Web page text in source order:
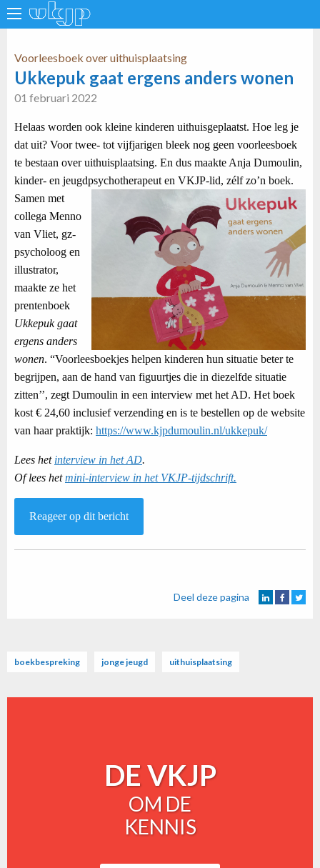
Voorleesboek over uithuisplaatsing
Ukkepuk gaat ergens anders wonen
01 februari 2022
Helaas worden ook kleine kinderen uithuisgeplaatst. Hoe leg je
dat uit? Voor twee- tot vijfjarigen bleek nog geen voorleesboek
te bestaan over uithuisplaatsing. En dus maakte Anja Dumoulin,
kinder- en jeugdpsychotherapeut en VKJP-lid, zélf zo’n boek.
Samen met
collega Menno
van Vliet, gz-
psycholoog en
illustrator,
maakte ze het
prentenboek
Ukkepuk gaat
ergens anders
wonen. “Voorleesboekjes helpen kinderen hun situatie beter te
begrijpen, aan de hand van figuurtjes die in diezelfde situatie
zitten’’, zegt Dumoulin in een interview met het AD. Het boek
kost € 24,60 inclusief verzending en is te bestellen op de website
van haar praktijk: https://www.kjpdumoulin.nl/ukkepuk/
Lees het interview in het AD.
Of lees hetmini-interview in het VKJP-tijdschrift.
Reageer op dit bericht
Deel deze pagina
boekbespreking jonge jeugd uithuisplaatsing
DE VKJP
OM DE
KENNIS